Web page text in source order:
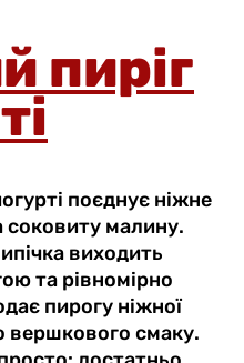
пиріг
поєднує ніжне
соковиту малину.
виходить
та рівномірно
пирогу ніжної
вершкового смаку.